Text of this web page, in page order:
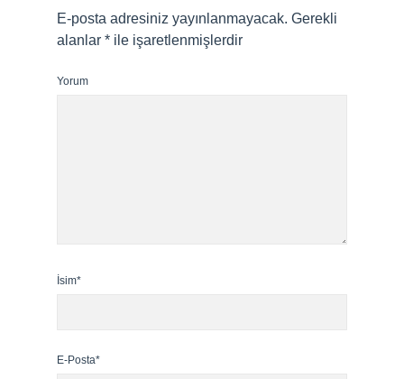
E-posta adresiniz yayınlanmayacak. Gerekli
alanlar * ile işaretlenmişlerdir
Yorum
İsim*
E-Posta*